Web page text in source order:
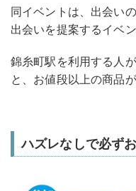
同イベントは、出会い
出会いを提案するイベン
錦糸町駅を利用する人
と、お値段以上の商品
ハズレなしで必ず